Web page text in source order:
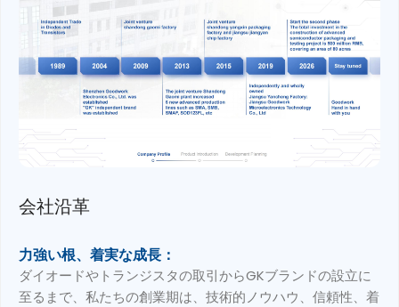
会社沿革
力強い根、着実な成長：
ダイオードやトランジスタの取引からGKブランドの設立に
至るまで、私たちの創業期は、技術的ノウハウ、信頼性、着